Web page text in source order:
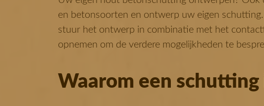
en betonsoorten en ontwerp uw eigen
stuur het ontwerp in combinatie met het
opnemen om de verdere mogelijkheden te
Waarom een